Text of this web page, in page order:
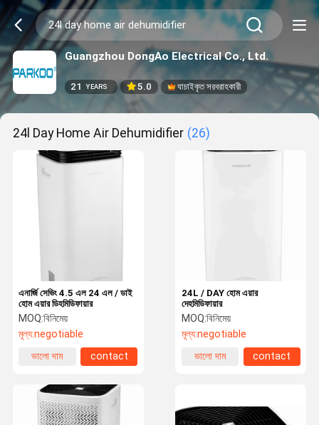
Guangzhou DongAo Electrical Co., Ltd.
21 YEARS 5.0 যাচাইকৃত সরবরাহকারী
24l Day Home Air Dehumidifier (26)
এনার্জি সেভিং 4.5 এল 24 এল / ডাই
হোম এয়ার ডিহমিডিফায়ার
MOQ:বিনিমেয়
মূল্য:negotiable
ভালো দাম
contact
24L / DAY হোম এয়ার
দেহমিডিফায়ার
MOQ:বিনিমেয়
মূল্য:negotiable
ভালো দাম
contact